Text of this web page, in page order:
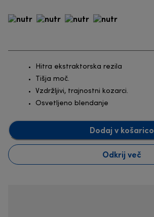
Hitra ekstraktorska rezila
Tišja moč.
Vzdržljivi, trajnostni kozarci.
Osvetljeno blendanje
Dodaj v košarico
Odkrij več